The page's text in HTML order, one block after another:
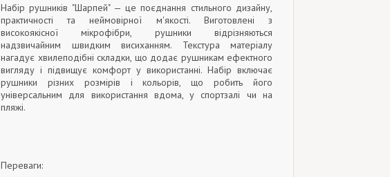
Набір рушників "Шарпей" — це поєднання стильного дизайну,
практичності та неймовірної м'якості. Виготовлені з
високоякісної мікрофібри, рушники відрізняються
надзвичайним швидким висиханням. Текстура матеріалу
нагадує хвилеподібні складки, що додає рушникам ефектного
вигляду і підвищує комфорт у використанні. Набір включає
рушники різних розмірів і кольорів, що робить його
універсальним для використання вдома, у спортзалі чи на
пляжі.
Переваги: